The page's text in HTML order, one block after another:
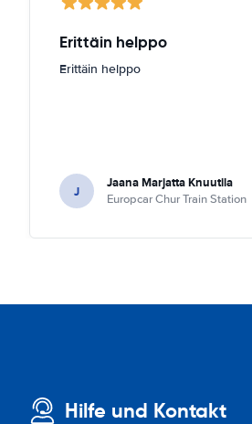
Erittäin helppo
Erittäin helppo
J Jaana Marjatta Knuutila
Europcar Chur Train Station
Hilfe und Kontakt